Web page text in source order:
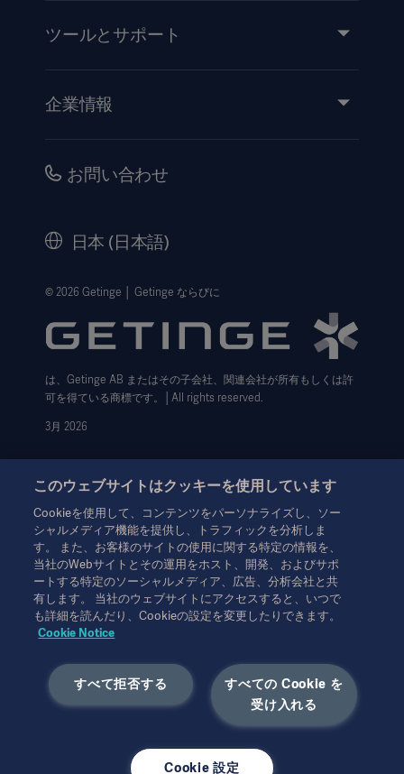
サービス
ツールとサポート
イベント
企業情報
キャリア
ウェブサイト個人情報保護方針
利用規約
Cookie設定センター
データサブジェクト・リクエスト（英語）
お問い合わせ
日本 (日本語)
© 2026 Getinge │ Getinge ならびに
は、Getinge AB またはその子会社、関連会社が所有もしくは許
可を得ている商標です。│All rights reserved.
3月 2026
本情報は、専門家を対象とした情報提供のみを目的としているた
め、取扱説明書、サービスマニュアルまたは医療アドバイスの代
わりとして用いることはできません。ゲティンゲは、この資料に
基づいて行われたいかなる者の行為または不作為に対しても、一
切の責任または義務を負いません。ご使用になられる場合は、ご
自身の責任において行ってください。
きない、または許可されていない場合があります。ゲティンゲの
書面による許可なく、本情報の全部または一部を複製または使用
することはできません。
本情報は、米国以外の方々を対象としています。
しもゲティンゲの見解を反映、代表するものではありません。
このウェブサイトはクッキーを使用しています
Cookieを使用して、コンテンツをパーソナライズし、ソー
シャルメディア機能を提供し、トラフィックを分析しま
す。 また、お客様のサイトの使用に関する特定の情報を、
当社のWebサイトとその運用をホスト、開発、およびサポ
ートする特定のソーシャルメディア、広告、分析会社と共
有します。 当社のウェブサイトにアクセスすると、いつで
も詳細を読んだり、Cookieの設定を変更したりできます。
Cookie Notice
すべての Cookie を
受け入れる
すべて拒否する
Cookie 設定